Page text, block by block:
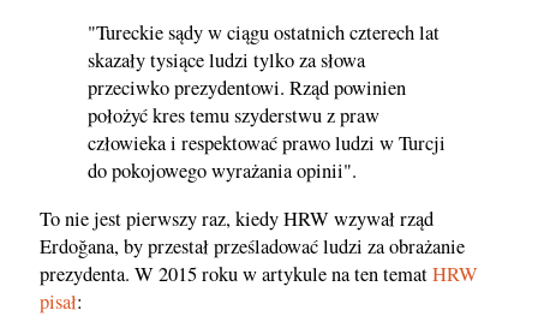
"Tureckie sądy w ciągu ostatnich czterech lat
skazały tysiące ludzi tylko za słowa
przeciwko prezydentowi. Rząd powinien
położyć kres temu szyderstwu z praw
człowieka i respektować prawo ludzi w Turcji
do pokojowego wyrażania opinii".
To nie jest pierwszy raz, kiedy HRW wzywał rząd
Erdoğana, by przestał prześladować ludzi za obrażanie
prezydenta. W 2015 roku w artykule na ten tematHRW
pisał: